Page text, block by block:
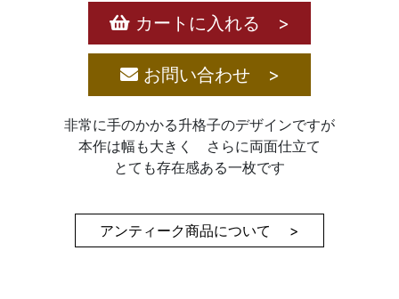
カートに入れる >
お問い合わせ >
非常に手のかかる升格子のデザインですが
本作は幅も大きく さらに両面仕立て
とても存在感ある一枚です
アンティーク商品について >